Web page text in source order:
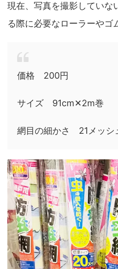
現在、写真を撮影していな
る際に必要なローラーや
価格 200円
サイズ 91cm✕2m巻
網目の細かさ 21メッシ